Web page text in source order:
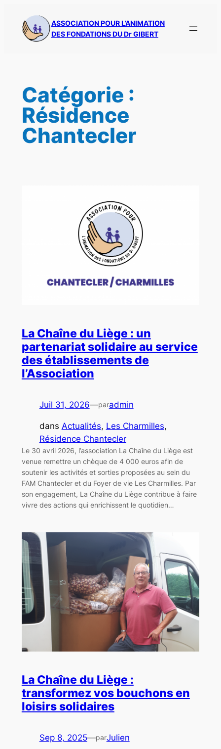
contenu
ASSOCIATION POUR L’ANIMATION
DES FONDATIONS DU Dr GIBERT
Catégorie :
Résidence
Chantecler
La Chaîne du Liège : un
partenariat solidaire au service
des établissements de
l’Association
Juil 31, 2026—paradmin
dans Actualités, Les Charmilles
Résidence Chantecler
Le 30 avril 2026, l’association La Chaîne du Liège est
venue remettre un chèque de 4 000 euros afin de
soutenir les activités et sorties proposées au sein du
FAM Chantecler et du Foyer de vie Les Charmilles. Par
son engagement, La Chaîne du Liège contribue à faire
vivre des actions qui enrichissent le quotidien…
La Chaîne du Liège :
transformez vos bouchons en
loisirs solidaires
Sep 8, 2025—parJulien